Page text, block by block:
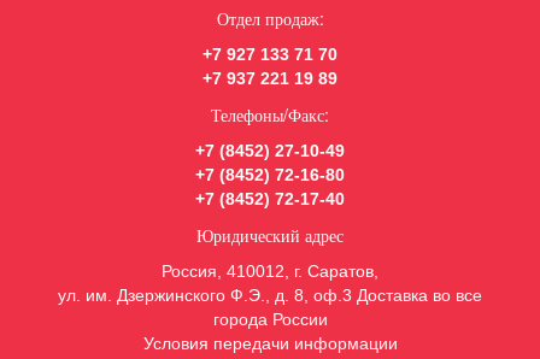
Отдел продаж:
+7 927 133 71 70
+7 937 221 19 89
Телефоны/Факс:
+7 (8452) 27-10-49
+7 (8452) 72-16-80
+7 (8452) 72-17-40
Юридический адрес
Россия, 410012, г. Саратов,
ул. им. Дзержинского Ф.Э., д. 8, оф.3 Доставка во все
города России
Условия передачи информации